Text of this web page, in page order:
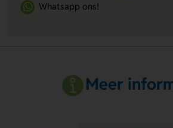
Whatsapp ons!
Meer